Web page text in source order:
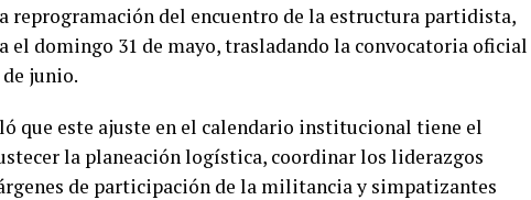
reprogramación del encuentro de la estructura partidista,
domingo 31 de mayo, trasladando la convocatoria oficial
junio.
que este ajuste en el calendario institucional tiene el
la planeación logística, coordinar los liderazgos
de participación de la militancia y simpatizantes